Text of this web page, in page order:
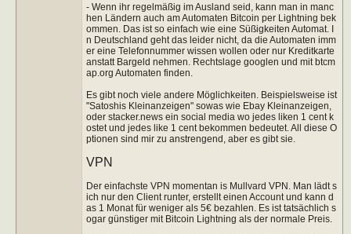
- Wenn ihr regelmäßig im Ausland seid, kann man in manc
hen Ländern auch am Automaten Bitcoin per Lightning bek
ommen. Das ist so einfach wie eine Süßigkeiten Automat. I
n Deutschland geht das leider nicht, da die Automaten imm
er eine Telefonnummer wissen wollen oder nur Kreditkarte
anstatt Bargeld nehmen. Rechtslage googlen und mit btcm
ap.org Automaten finden.
Es gibt noch viele andere Möglichkeiten. Beispielsweise ist
"Satoshis Kleinanzeigen" sowas wie Ebay Kleinanzeigen,
oder stacker.news ein social media wo jedes liken 1 cent k
ostet und jedes like 1 cent bekommen bedeutet. All diese O
ptionen sind mir zu anstrengend, aber es gibt sie.
VPN
Der einfachste VPN momentan is Mullvard VPN. Man lädt s
ich nur den Client runter, erstellt einen Account und kann d
as 1 Monat für weniger als 5€ bezahlen. Es ist tatsächlich s
ogar günstiger mit Bitcoin Lightning als der normale Preis.